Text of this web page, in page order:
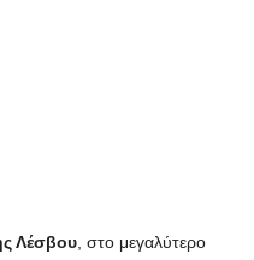
Λέσβου, στο μεγαλύτερο